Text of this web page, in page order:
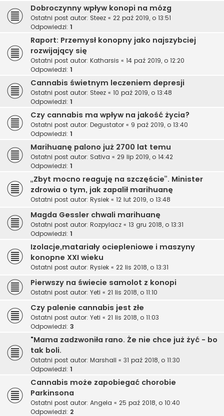
Dobroczynny wpływ konopi na mózg
Ostatni post autor: Steez « 22 paź 2019, o 13:51
Odpowiedzi: 1
Raport: Przemysł konopny jako najszybciej
rozwijający się
Ostatni post autor: Katharsis « 14 paź 2019, o 12:20
Odpowiedzi: 1
Cannabis świetnym leczeniem depresji
Ostatni post autor: Steez « 10 paź 2019, o 13:48
Odpowiedzi: 1
Czy cannabis ma wpływ na jakość życia?
Ostatni post autor: Degustator « 9 paź 2019, o 13:40
Odpowiedzi: 1
Marihuanę palono już 2700 lat temu
Ostatni post autor: Sativa « 29 lip 2019, o 14:42
Odpowiedzi: 1
„Zbyt mocno reaguję na szczęście”. Minister
zdrowia o tym, jak zapalił marihuanę
Ostatni post autor: Rysiek « 12 lut 2019, o 13:48
Magda Gessler chwali marihuanę
Ostatni post autor: Rozpylacz « 13 gru 2018, o 13:31
Odpowiedzi: 1
Izolacje,matariały ociepleniowe i maszyny
konopne XXI wieku
Ostatni post autor: Rysiek « 22 lis 2018, o 13:31
Pierwszy na świecie samolot z konopi
Ostatni post autor: Yeti « 21 lis 2018, o 11:10
Czy palenie cannabis jest złe
Ostatni post autor: Yeti « 21 lis 2018, o 11:03
Odpowiedzi: 3
"Mama zadzwoniła rano. Że nie chce już żyć - bo
tak boli.
Ostatni post autor: Marshall « 31 paź 2018, o 11:30
Odpowiedzi: 1
Cannabis może zapobiegać chorobie
Parkinsona
Ostatni post autor: Angela « 25 paź 2018, o 10:40
Odpowiedzi: 2